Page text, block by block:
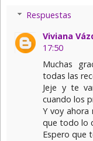
Respuestas
Viviana
17:50
Muchas
todas las
Jeje y te
cuando los
Y voy
que todo lo
Espero que